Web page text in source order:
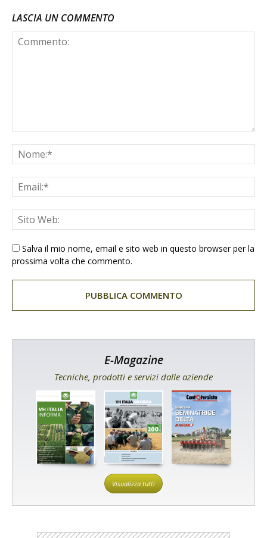
LASCIA UN COMMENTO
Salva il mio nome, email e sito web in questo browser per la
prossima volta che commento.
E-Magazine
Tecniche, prodotti e servizi dalle aziende
Visualizza tutti